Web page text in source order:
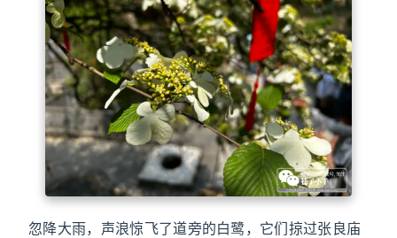
忽降大雨，声浪惊飞了道旁的白鹭，它们掠过张良庙